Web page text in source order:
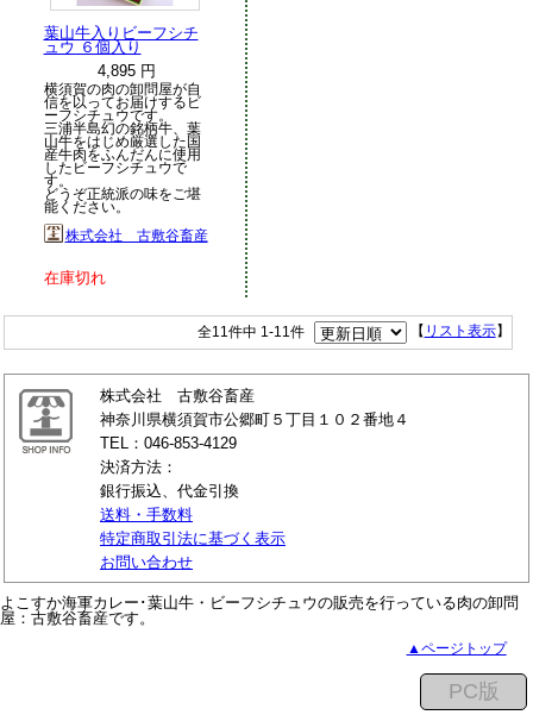
葉山牛入りビーフシチ
ュウ ６個入り
4,895 円
横須賀の肉の卸問屋が自
信を以ってお届けするビ
ーフシチュウです。
三浦半島幻の銘柄牛、葉
山牛をはじめ厳選した国
産牛肉をふんだんに使用
したビーフシチュウで
す。
どうぞ正統派の味をご堪
能ください。
株式会社 古敷谷畜産
在庫切れ
全11件中 1-11件 【 リスト表示】
株式会社 古敷谷畜産
神奈川県横須賀市公郷町５丁目１０２番地４
TEL：046-853-4129
決済方法：
銀行振込、代金引換
送料・手数料
特定商取引法に基づく表示
お問い合わせ
よこすか海軍カレー･葉山牛・ビーフシチュウの販売を行っている肉の卸問
屋：古敷谷畜産です。
▲ページトップ